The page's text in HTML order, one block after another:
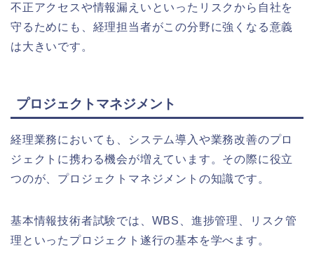
不正アクセスや情報漏えいといったリスクから自社を
守るためにも、経理担当者がこの分野に強くなる意義
は大きいです。
プロジェクトマネジメント
経理業務においても、システム導入や業務改善のプロ
ジェクトに携わる機会が増えています。その際に役立
つのが、プロジェクトマネジメントの知識です。
基本情報技術者試験では、WBS、進捗管理、リスク管
理といったプロジェクト遂行の基本を学べます。